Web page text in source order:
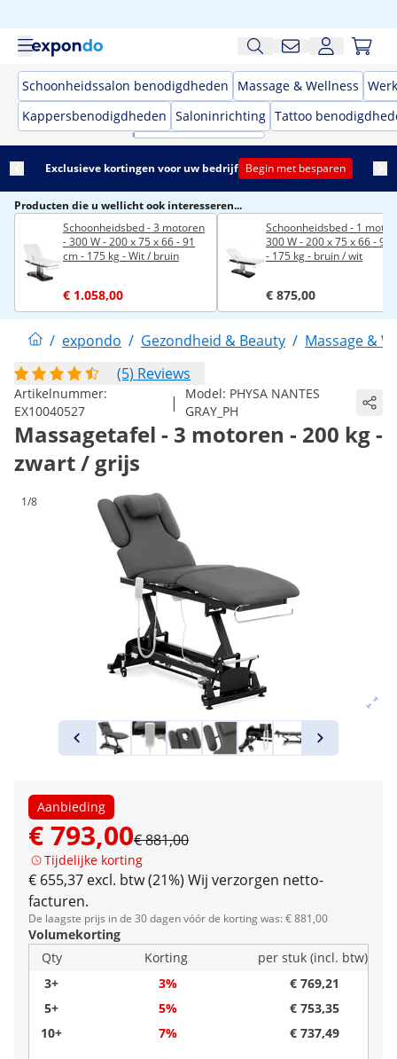
Schoonheidssalon benodigdheden Massage & Wellness
Kappersbenodigdheden Saloninrichting Tattoo
Exclusieve kortingen voor uw bedrijf Begin met besparen
Producten die u wellicht ook interesseren...
Schoonheidsbed - 3 motoren
- 300 W - 200 x 75 x 66 - 91
cm - 175 kg - Wit / bruin
€ 1.058,00
Schoonheidsbed - 1
300 W - 200 x 75 x 66 - 91
- 175 kg - bruin / wit
€ 875,00
/ expondo / Gezondheid & Beauty / Massage &
(5) Reviews
Artikelnummer:
EX10040527
| Model: PHYSA NANTES
GRAY_PH
Massagetafel - 3 motoren - 200 kg -
zwart / grijs
1/8
Aanbieding
€ 793,00€ 881,00
Tijdelijke korting
€ 655,37 excl. btw (21%) Wij verzorgen netto-
facturen.
De laagste prijs in de 30 dagen vóór de korting was: € 881,00
Volumekorting
Qty
Korting
per stuk (incl. btw)
3+
3%
€ 769,21
5+
5%
€ 753,35
10+
7% € 737,49